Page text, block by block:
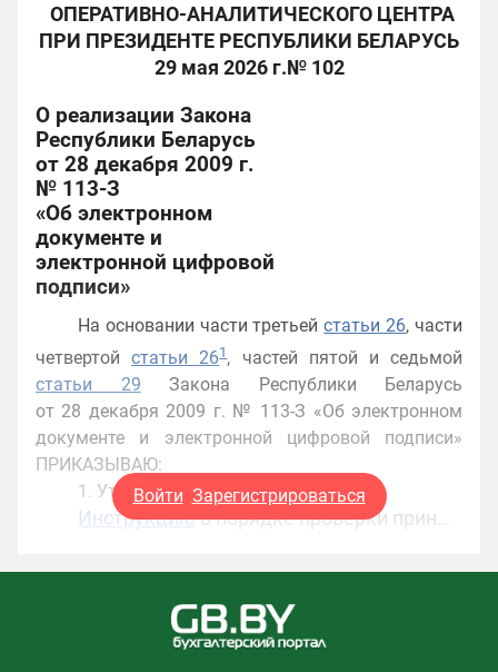
ОПЕРАТИВНО-АНАЛИТИЧЕСКОГО ЦЕНТРА
ПРИ ПРЕЗИДЕНТЕ РЕСПУБЛИКИ БЕЛАРУСЬ
29 мая 2026 г.№ 102
О реализации Закона
Республики Беларусь
от 28 декабря 2009 г.
№ 113-З
«Об электронном
документе и
электронной цифровой
подписи»
На основании части третьейстатьи 26, части
четвертойстатьи 261, частей пятой и седьмой
статьи 29 Закона Республики Беларусь
от 28 декабря 2009 г. № 113-З «Об электронном
документе и электронной цифровой подписи»
ПРИКАЗЫВАЮ:
1. Утвердить:
Инструкциюо порядке проверки прин…
Войти Зарегистрироваться